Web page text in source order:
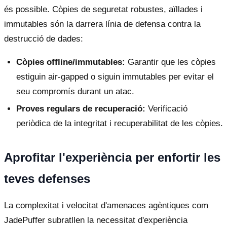
és possible. Còpies de seguretat robustes, aïllades i
immutables són la darrera línia de defensa contra la
destrucció de dades:
Còpies offline/immutables: Garantir que les còpies
estiguin air-gapped o siguin immutables per evitar el
seu compromís durant un atac.
Proves regulars de recuperació: Verificació
periòdica de la integritat i recuperabilitat de les còpies.
Aprofitar l'experiència per enfortir les
teves defenses
La complexitat i velocitat d'amenaces agèntiques com
JadePuffer subratllen la necessitat d'experiència